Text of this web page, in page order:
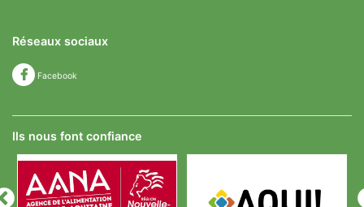
Réseaux sociaux
Facebook
Ils nous font confiance